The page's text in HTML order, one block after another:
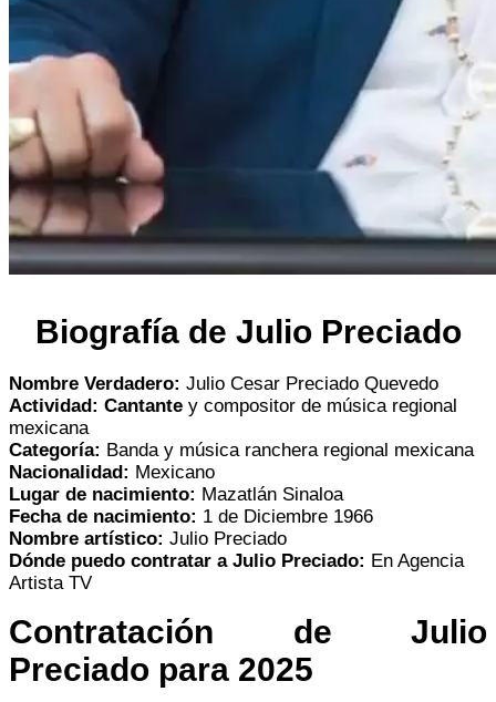
Biografía de Julio Preciado
Nombre Verdadero: Julio Cesar Preciado Quevedo
Actividad: Cantante y compositor de música regional
mexicana
Categoría: Banda y música ranchera regional mexicana
Nacionalidad: Mexicano
Lugar de nacimiento: Mazatlán Sinaloa
Fecha de nacimiento: 1 de Diciembre 1966
Nombre artístico: Julio Preciado
Dónde puedo contratar a Julio Preciado: En Agencia
Artista TV
Contratación de Julio
Preciado para 2025